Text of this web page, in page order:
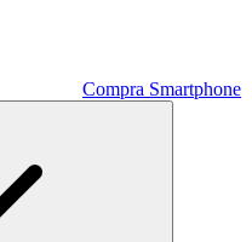
Compra Smartphone